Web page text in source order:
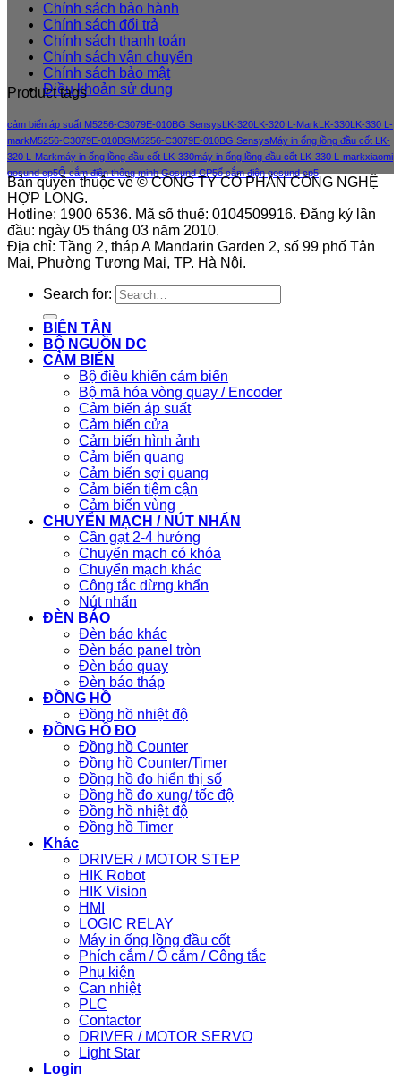
Chính sách bảo hành
Chính sách đổi trả
Chính sách thanh toán
Chính sách vận chuyển
Chính sách bảo mật
Điều khoản sử dung
Product tags
cảm biến áp suất M5256-C3079E-010BG Sensys LK-320 LK-320 L-Mark LK-330 LK-330 L-
markM5256-C3079E-010BGM5256-C3079E-010BG SensysMáy in ống lồng đầu cốt LK-
320 L-Markmáy in ống lồng đầu cốt LK-330máy in ống lồng đầu cốt LK-330 L-markxiaomi
gosund cp5Ổ cắm điện thông minh Gosund CP5ổ cắm điện gosund cp5
Bản quyền thuộc về © CÔNG TY CỔ PHẦN CÔNG NGHỆ
HỢP LONG.
Hotline: 1900 6536. Mã số thuế: 0104509916. Đăng ký lần
đầu: ngày 05 tháng 03 năm 2010.
Địa chỉ: Tầng 2, tháp A Mandarin Garden 2, số 99 phố Tân
Mai, Phường Tương Mai, TP. Hà Nội.
Search for:
BIẾN TẦN
BỘ NGUỒN DC
CẢM BIẾN
Bộ điều khiển cảm biến
Bộ mã hóa vòng quay / Encoder
Cảm biến áp suất
Cảm biến cửa
Cảm biến hình ảnh
Cảm biến quang
Cảm biến sợi quang
Cảm biến tiệm cận
Cảm biến vùng
CHUYỂN MẠCH / NÚT NHẤN
Cần gạt 2-4 hướng
Chuyển mạch có khóa
Chuyển mạch khác
Công tắc dừng khẩn
Nút nhấn
ĐÈN BÁO
Đèn báo khác
Đèn báo panel tròn
Đèn báo quay
Đèn báo tháp
ĐỒNG HỒ
Đồng hồ nhiệt độ
ĐỒNG HỒ ĐO
Đồng hồ Counter
Đồng hồ Counter/Timer
Đồng hồ đo hiển thị số
Đồng hồ đo xung/ tốc độ
Đồng hồ nhiệt độ
Đồng hồ Timer
Khác
DRIVER / MOTOR STEP
HIK Robot
HIK Vision
HMI
LOGIC RELAY
Máy in ống lồng đầu cốt
Phích cắm / Ổ cắm / Công tắc
Phụ kiện
Can nhiệt
PLC
Contactor
DRIVER / MOTOR SERVO
Light Star
Login